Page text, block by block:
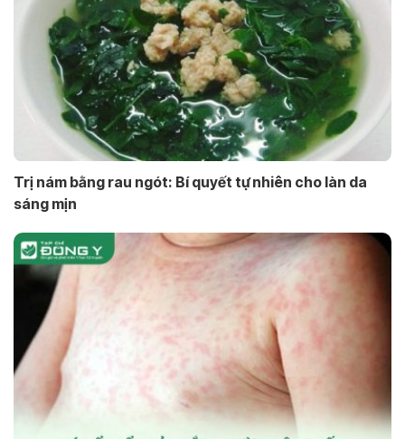
Trị nám bằng rau ngót: Bí quyết tự nhiên cho làn da
sáng mịn